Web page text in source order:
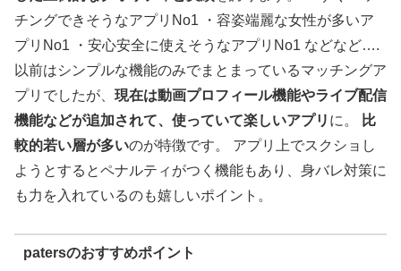
チングできそうなアプリNo1 ・容姿端麗な女性が多いア
プリNo1 ・安心安全に使えそうなアプリNo1 などなど….
以前はシンプルな機能のみでまとまっているマッチングア
プリでしたが、 現在は動画プロフィール機能やライブ配信
機能などが追加されて、使っていて楽しいアプリ に。
比
較的若い層が多いのが特徴です。 アプリ上でスクショし
ようとするとペナルティがつく機能もあり、身バレ対策に
も力を入れているのも嬉しいポイント。
patersのおすすめポイント